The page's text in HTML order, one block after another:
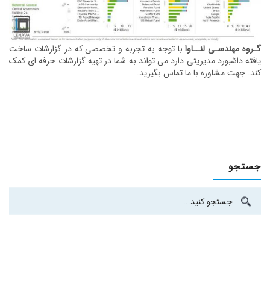
گـروه مهندسـی لنــاوابا توجه به تجربه و تخصصی که در گزارشات ساخت
یافته داشبورد مدیریتی دارد می تواند به شما در تهیه گزارشات حرفه ای کمک
کند. جهت مشاوره با ما تماس بگیرید.
جستجو